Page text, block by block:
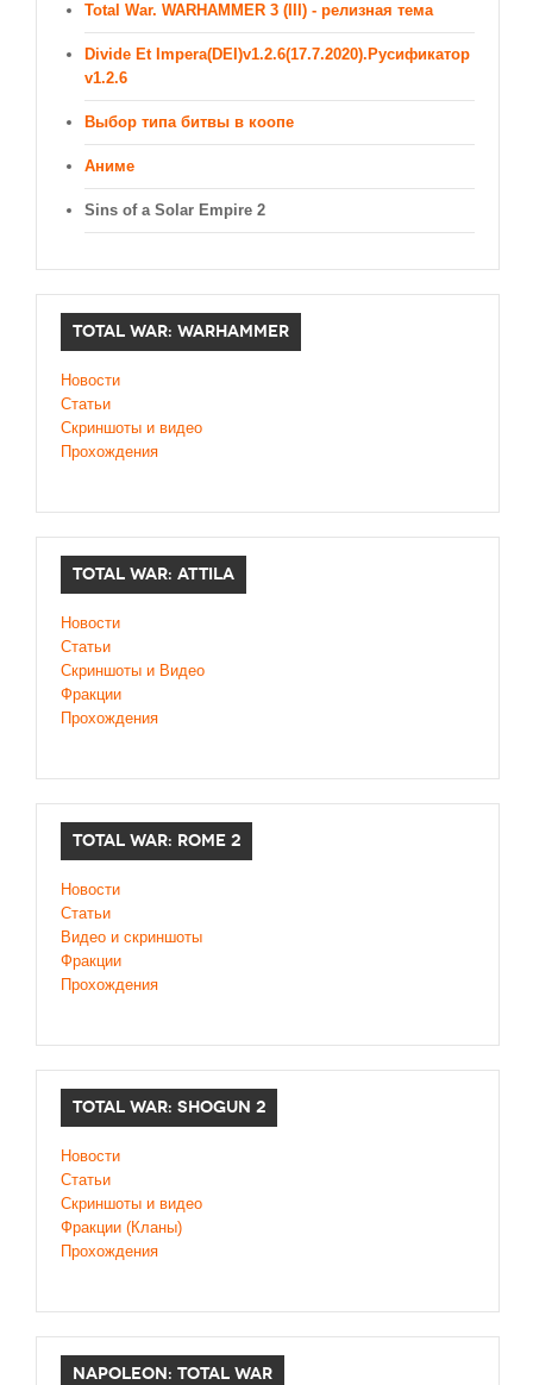
Total War. WARHAMMER 3 (III) - релизная тема
Divide Et Impera(DEI)v1.2.6(17.7.2020).Русификатор
v1.2.6
Выбор типа битвы в коопе
Аниме
Sins of a Solar Empire 2
TOTAL WAR: WARHAMMER
Новости
Статьи
Скриншоты и видео
Прохождения
TOTAL WAR: ATTILA
Новости
Статьи
Скриншоты и Видео
Фракции
Прохождения
TOTAL WAR: ROME 2
Новости
Статьи
Видео и скриншоты
Фракции
Прохождения
TOTAL WAR: SHOGUN 2
Новости
Статьи
Cкриншоты и видео
Фракции (Кланы)
Прохождения
NAPOLEON: TOTAL WAR